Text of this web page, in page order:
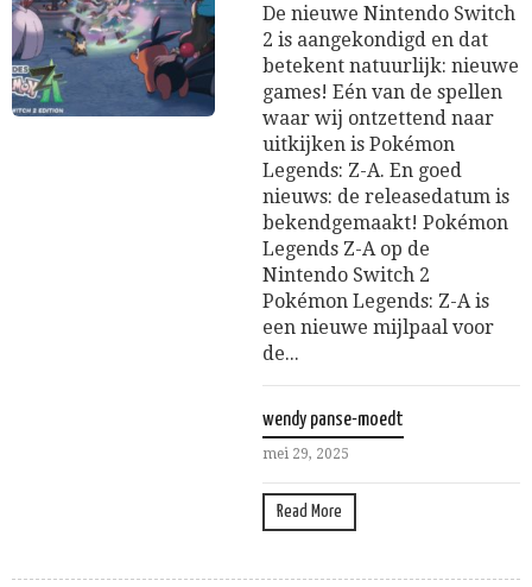
De nieuwe Nintendo Switch
2 is aangekondigd en dat
betekent natuurlijk: nieuwe
games! Eén van de spellen
waar wij ontzettend naar
uitkijken is Pokémon
Legends: Z-A. En goed
nieuws: de releasedatum is
bekendgemaakt! Pokémon
Legends Z-A op de
Nintendo Switch 2
Pokémon Legends: Z-A is
een nieuwe mijlpaal voor
de...
wendy panse-moedt
mei 29, 2025
Read More